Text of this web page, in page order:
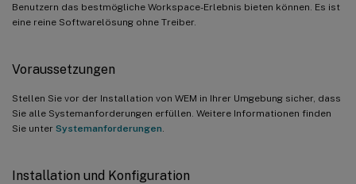
Benutzern das bestmögliche Workspace-Erlebnis bieten können. Es ist
eine reine Softwarelösung ohne Treiber.
Voraussetzungen
Stellen Sie vor der Installation von WEM in Ihrer Umgebung sicher, dass
Sie alle Systemanforderungen erfüllen. Weitere Informationen finden
Sie unter Systemanforderungen
Installation und Konfiguration